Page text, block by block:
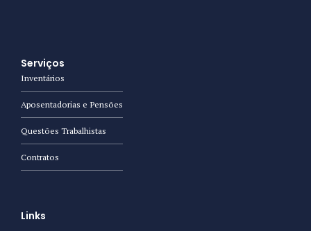
Serviços
Inventários
Aposentadorias e Pensões
Questões Trabalhistas
Contratos
Links